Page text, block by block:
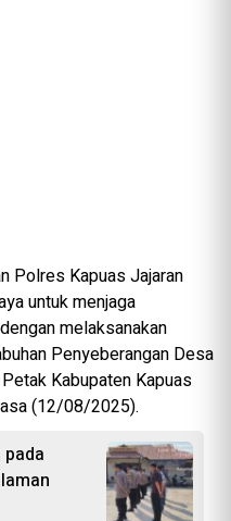
Polres Kapuas Jajaran
untuk menjaga
melaksanakan
Penyeberangan Desa
Kabupaten Kapuas
(12/08/2025).